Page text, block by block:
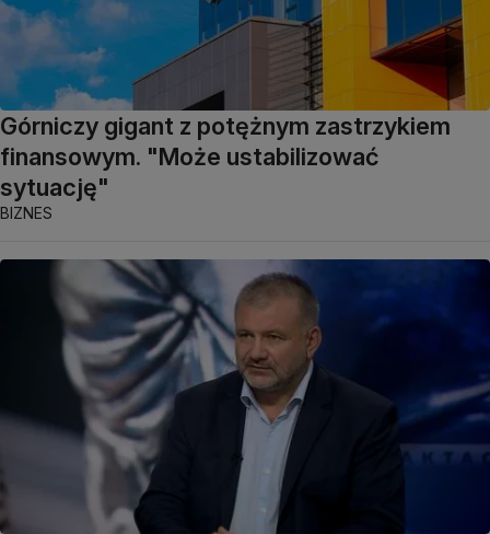
Górniczy gigant z potężnym zastrzykiem
finansowym. "Może ustabilizować
sytuację"
BIZNES